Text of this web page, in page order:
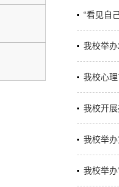
“看见自
我校举
我校心
我校开
我校举
我校举